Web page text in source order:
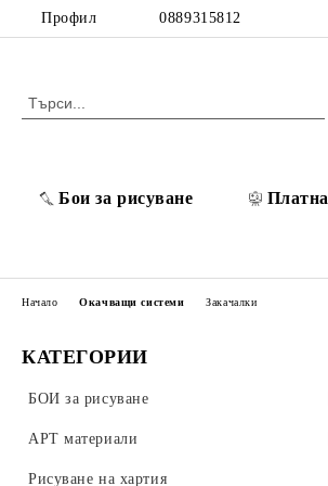
Профил 0889315812
Бои за рисуване Платна
КАТЕГОРИИ
БОИ за рисуване
POSCA Акрилни маркери
Разредители / Лакове / Добавки
АРТ материали
Платна
Рисуване на хартия
Начало Окачващи системи Закачалки